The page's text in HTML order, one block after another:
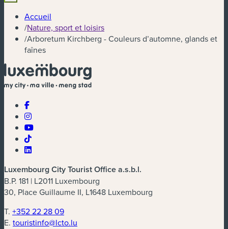
Accueil
/Nature, sport et loisirs
/Arboretum Kirchberg - Couleurs d’automne, glands et
faînes
Luxembourg City Tourist Office a.s.b.l.
B.P. 181 | L2011 Luxembourg
30, Place Guillaume II, L1648 Luxembourg
T. +352 22 28 09
E. touristinfo@lcto.lu